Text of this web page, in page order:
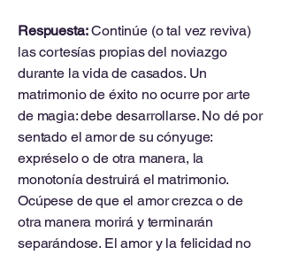
Respuesta:Continúe (o tal vez reviva)
las cortesías propias del noviazgo
durante la vida de casados. Un
matrimonio de éxito no ocurre por arte
de magia: debe desarrollarse. No dé por
sentado el amor de su cónyuge:
expréselo o de otra manera, la
monotonía destruirá el matrimonio.
Ocúpese de que el amor crezca o de
otra manera morirá y terminarán
separándose. El amor y la felicidad no